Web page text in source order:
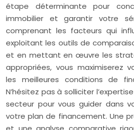
étape déterminante pour
immobilier et garantir votre
comprenant les facteurs qui
exploitant les outils de
et en mettant en œuvre les
appropriées, vous maximiserez
les meilleures conditions de
N’hésitez pas à solliciter
secteur pour vous guider dans
votre plan de financement. Une